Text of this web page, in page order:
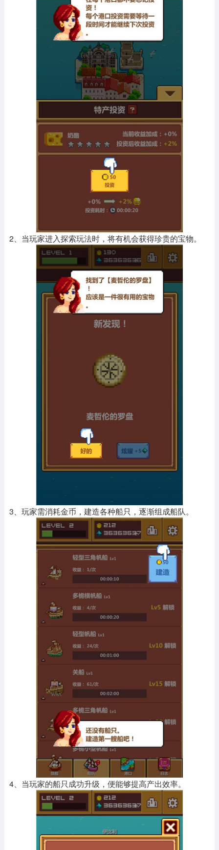
2、当玩家进入探索玩法时，将有机会获得珍贵的宝物。
3、玩家需消耗金币，建造各种船只，逐渐组成船队。
4、当玩家的船只成功升级，便能够提高产出效率。